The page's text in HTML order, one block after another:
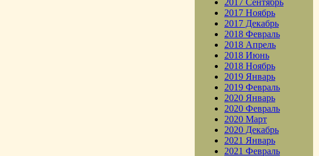
2017 Сентябрь
2017 Ноябрь
2017 Декабрь
2018 Февраль
2018 Апрель
2018 Июнь
2018 Ноябрь
2019 Январь
2019 Февраль
2020 Январь
2020 Февраль
2020 Март
2020 Декабрь
2021 Январь
2021 Февраль